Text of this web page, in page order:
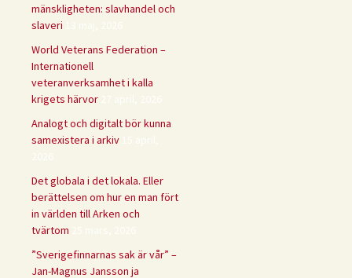
mänskligheten: slavhandel och
slaveri 13 maj, 2026
World Veterans Federation –
Internationell
veteranverksamhet i kalla
krigets härvor
27 april, 2026
Analogt och digitalt bör kunna
samexistera i arkiv 15 april,
2026
Det globala i det lokala. Eller
berättelsen om hur en man fört
in världen till Arken och
tvärtom
25 mars, 2026
”Sverigefinnarnas sak är vår” –
Jan-Magnus Jansson ja